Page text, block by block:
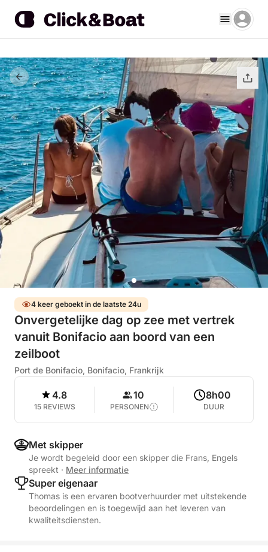
4 keer geboekt in de laatste 24u
Onvergetelijke dag op zee met vertrek
vanuit Bonifacio aan boord van een
zeilboot
Port de Bonifacio, Bonifacio, Frankrijk
4.8
15 REVIEWS
10
PERSONEN
8h00
DUUR
Met skipper
Je wordt begeleid door een skipper die Frans, Engels
spreekt · Meer informatie
Super eigenaar
Thomas is een ervaren bootverhuurder met uitstekende
beoordelingen en is toegewijd aan het leveren van
kwaliteitsdiensten.